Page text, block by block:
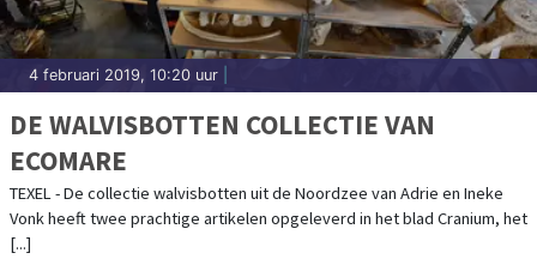
4 februari 2019, 10:20 uur
DE WALVISBOTTEN COLLECTIE VAN
ECOMARE
TEXEL - De collectie walvisbotten uit de Noordzee van Adrie en Ineke
Vonk heeft twee prachtige artikelen opgeleverd in het blad Cranium, het
[...]